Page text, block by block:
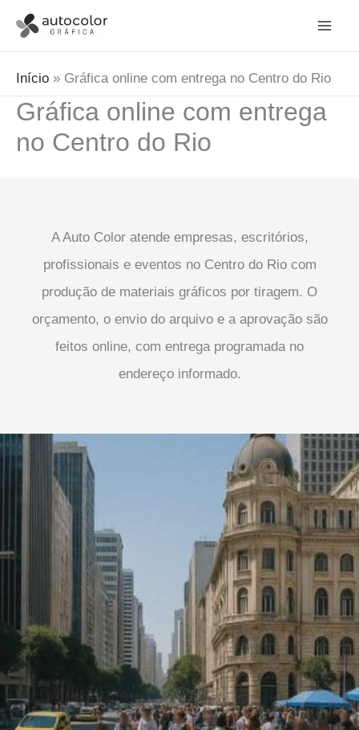
para
Início Gráfica online com entrega no Centro do Rio
Gráfica online com entrega
no Centro do Rio
A Auto Color atende empresas, escritórios,
profissionais e eventos no Centro do Rio com
produção de materiais gráficos por tiragem. O
orçamento, o envio do arquivo e a aprovação são
feitos online, com entrega programada no
endereço informado.